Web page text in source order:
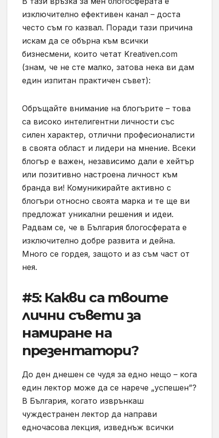
изключително ефективен канал – доста
често съм го казвал. Поради тази причина
искам да се обърна към всички
бизнесмени, които четат Kreativen.com
(знам, че не сте малко, затова нека ви дам
един изпитан практичен съвет):
Обръщайте внимание на блогърите – това
са високо интелигентни личности със
силен характер, отлични професионалисти
в своята област и лидери на мнение. Всеки
блогър е важен, независимо дали е хейтър
или позитивно настроена личност към
бранда ви! Комуникирайте активно с
блогъри относно своята марка и те ще ви
предложат уникални решения и идеи.
Радвам се, че в България блогосферата е
изключително добре развита и дейна.
Много се гордея, защото и аз съм част от
нея.
#5: Какви са твоите
лични съвети за
намиране на
презентатори?
До ден днешен се чудя за едно нещо – кога
един лектор може да се нарече „успешен”?
В България, когато изврънкаш
чуждестранен лектор да направи
едночасова лекция, изведнъж всички